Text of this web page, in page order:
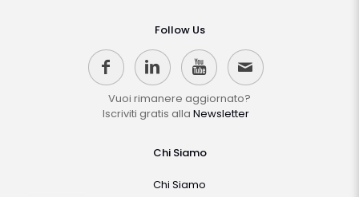
Follow Us
Vuoi rimanere aggiornato?
Iscriviti gratis alla Newsletter
Chi Siamo
Chi Siamo